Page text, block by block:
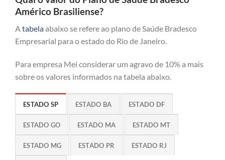
Américo Brasiliense?
Atabelaabaixo se refere ao plano de Saúde Bradesco
Empresarial para o estado do Rio de Janeiro.
Para empresa Mei considerar um agravo de 10% a mais
sobre os valores informados na tabela abaixo.
ESTADO SP ESTADO BA ESTADO DF
ESTADO GO ESTADO MA ESTADO MT
ESTADO MG ESTADO PR ESTADO RJ